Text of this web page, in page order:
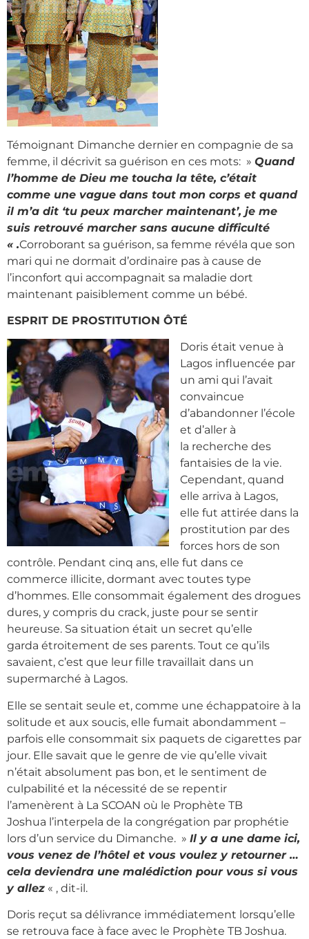
Témoignant Dimanche dernier en compagnie de sa
femme, il décrivit sa guérison en ces mots: » Quand
l’homme de Dieu me toucha la tête, c’était
comme une vague dans tout mon corps et quand
il m’a dit ‘tu peux marcher maintenant’, je me
suis retrouvé marcher sans aucune difficulté
« .Corroborant sa guérison, sa femme révéla que son
mari qui ne dormait d’ordinaire pas à cause de
l’inconfort qui accompagnait sa maladie dort
maintenant paisiblement comme un bébé.
ESPRIT DE PROSTITUTION ÔTÉ
Doris était venue à
Lagos influencée par
un ami qui l’avait
convaincue
d’abandonner l’école
et d’aller à
la recherche des
fantaisies de la vie.
Cependant, quand
elle arriva à Lagos,
elle fut attirée dans la
prostitution par des
forces hors de son
contrôle. Pendant cinq ans, elle fut dans ce
commerce illicite, dormant avec toutes type
d’hommes. Elle consommait également des drogues
dures, y compris du crack, juste pour se sentir
heureuse. Sa situation était un secret qu’elle
garda étroitement de ses parents. Tout ce qu’ils
savaient, c’est que leur fille travaillait dans un
supermarché à Lagos.
Elle se sentait seule et, comme une échappatoire à la
solitude et aux soucis, elle fumait abondamment –
parfois elle consommait six paquets de cigarettes par
jour. Elle savait que le genre de vie qu’elle vivait
n’était absolument pas bon, et le sentiment de
culpabilité et la nécessité de se repentir
l’amenèrent à La SCOAN où le Prophète TB
Joshua l’interpela de la congrégation par prophétie
lors d’un service du Dimanche. » Il y a une dame ici,
vous venez de l’hôtel et vous voulez y retourner …
cela deviendra une malédiction pour vous si vous
y allez « , dit-il.
Doris reçut sa délivrance immédiatement lorsqu’elle
se retrouva face à face avec le Prophète TB Joshua.